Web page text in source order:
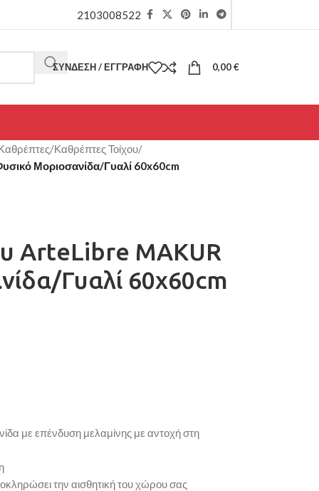
2103008522
ΣΎΝΔΕΣΗ / ΕΓΓΡΑΦΉ 0,00€
/Καθρέπτες Τοίχου/
Μοριοσανίδα/Γυαλί 60x60cm
ArteLibre MAKUR
Γυαλί 60x60cm
με επένδυση μελαμίνης με αντοχή στη
την αισθητική του χώρου σας